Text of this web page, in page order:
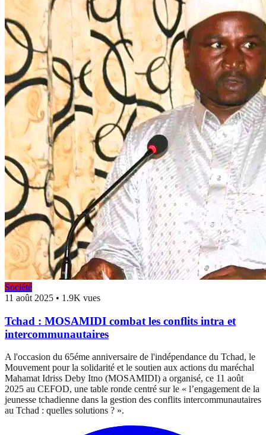
Société
11 août 2025 • 1.9K vues
Tchad : MOSAMIDI combat les conflits intra et
intercommunautaires
A l'occasion du 65éme anniversaire de l'indépendance du Tchad, le
Mouvement pour la solidarité et le soutien aux actions du maréchal
Mahamat Idriss Deby Itno (MOSAMIDI) a organisé, ce 11 août
2025 au CEFOD, une table ronde centré sur le « l’engagement de la
jeunesse tchadienne dans la gestion des conflits intercommunautaires
au Tchad : quelles solutions ? ».